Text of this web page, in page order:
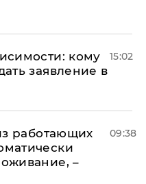
кому
заявление в
15:02
работающих
–
09:38